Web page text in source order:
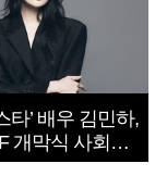
타’ 배우 김민하,
개막식 사회자